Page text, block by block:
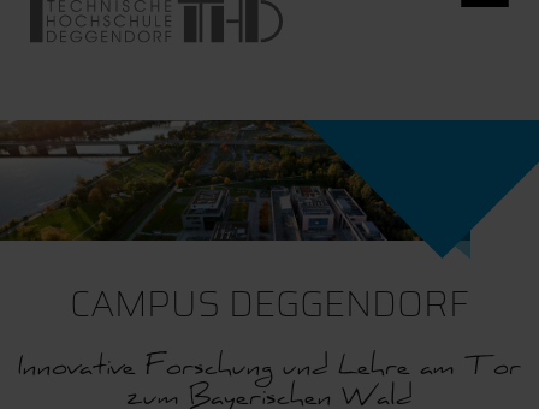
CAMPUS DEGGENDORF
Innovative Forschung und Lehre am Tor
zum Bayerischen Wald